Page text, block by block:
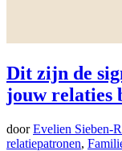
Dit zijn de
jouw relaties
doorEvelien Sieben-
relatiepatronen,